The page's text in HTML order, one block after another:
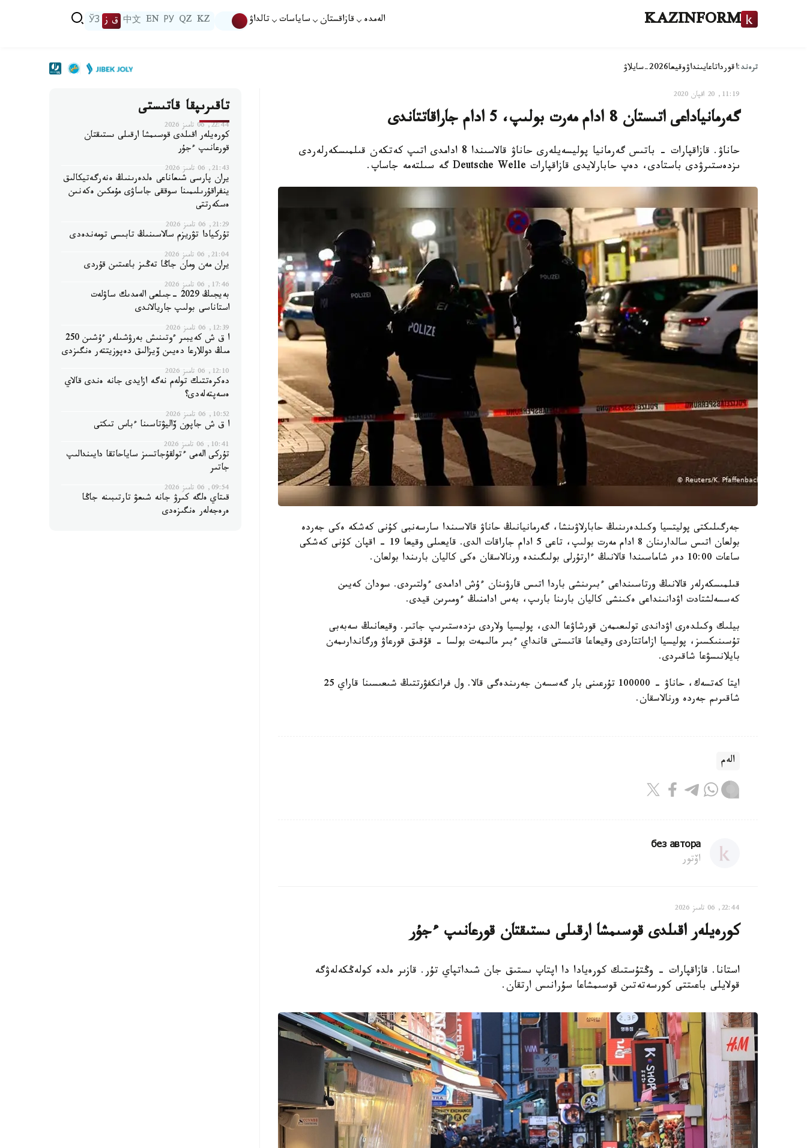
KAZINFORM الەمدە قازاقستان ساياسات تالداۋ KZ
QZ
РУ
EN
中文 ق ز ЎЗ
ترەند:اقورداتاعايىنداۋوقيعا2026-سايلاۋ
11:19, 20 اقپان 2020
گەرمانياداعى اتىستان 8 ادام مەرت بولىپ، 5 ادام جاراقاتتاندى
حاناۋ. قازاقپارات - باتىس گەرمانيا پوليسەيلەرى حاناۋ قالاسىندا 8 ادامدى اتىپ كەتكەن قىلمىسكەرلەردى
ىزدەستىرۋدى باستادى، دەپ حابارلايدى قازاقپارات Deutsche Welle گە سىلتەمە جاساپ.
جەرگىلىكتى پوليتسيا وكىلدەرىنىڭ حابارلاۋىنشا، گەرمانيانىڭ حاناۋ قالاسىندا سارسەنبى كۇنى كەشكە ەكى جەردە
بولعان اتىس سالدارىنان 8 ادام مەرت بولىپ، تاعى 5 ادام جاراقات الدى. قايعىلى وقيعا 19 - اقپان كۇنى كەشكى
ساعات 10:00 دەر شاماسىندا قالانىڭ ءارتۇرلى بولىگىندە ورنالاسقان ەكى كاليان بارىندا بولعان.
قىلمىسكەرلەر قالانىڭ ورتاسىنداعى ءبىرىنشى باردا اتىس قارۋىنان ءۇش ادامدى ءولتىردى. سودان كەيىن
كەسسەلشتادت اۋدانىنداعى ەكىنشى كاليان بارىنا بارىپ، بەس ادامنىڭ ءومىرىن قيدى.
بيلىك وكىلدەرى اۋداندى تولىعىمەن قورشاۋعا الدى، پوليسيا ولاردى ىزدەستىرىپ جاتىر. وقيعانىڭ سەبەبى
تۇسىنىكسىز، پوليسيا ازاماتتاردى وقيعاعا قاتىستى قانداي ءبىر مالىمەت بولسا - قۇقىق قورعاۋ ورگاندارىمەن
بايلانىسۋعا شاقىردى.
ايتا كەتسەك، حاناۋ - 100000 تۇرعىنى بار گەسسەن جەرىندەگى قالا. ول فرانكفۋرتتىڭ شىعىسىنا قاراي 25
شاقىرىم جەردە ورنالاسقان.
الەم
без автора
اۆتور
22:44, 06 تامىز 2026
كورەيلەر اقىلدى قوسىمشا ارقىلى ىستىقتان قورعانىپ ءجۇر
استانا. قازاقپارات - وڭتۇستىك كورەيادا دا اپتاپ ىستىق جان شىداتپاي تۇر. قازىر ەلدە كولەڭكەلەۋگە
قولايلى باعىتتى كورسەتەتىن قوسىمشاعا سۇرانىس ارتقان.
تاقىرىپقا قاتىستى
22:44, 06 تامىز 2026
كورەيلەر اقىلدى قوسىمشا ارقىلى ىستىقتان
قورعانىپ ءجۇر
21:43, 06 تامىز 2026
يران پارسى شىعاناعى ەلدەرىنىڭ ەنەرگەتيكالىق
ينفراقۇرىلىمىنا سوققى جاساۋى مۇمكىن ەكەنىن
ەسكەرتتى
21:29, 06 تامىز 2026
تۇركيادا تۋريزم سالاسىنىڭ تابىسى تومەندەدى
21:04, 06 تامىز 2026
يران مەن ومان جاڭا تەڭىز باعىتىن قۇردى
17:46, 06 تامىز 2026
بەيجىڭ 2029 -جىلعى الەمدىك ساۋلەت
استاناسى بولىپ جاريالاندى
12:39, 06 تامىز 2026
ا ق ش كەيبىر ءوتىنىش بەرۋشىلەر ءۇشىن 250
مىڭ دوللارعا دەيىن ۆيزالىق دەپوزيتتەر ەنگىزدى
12:10, 06 تامىز 2026
دەكرەتتىك تولەم نەگە ازايدى جانە ەندى قالاي
ەسەپتەلەدى؟
10:52, 06 تامىز 2026
ا ق ش جاپون ۆاليۋتاسىنا ءباس تىكتى
10:41, 06 تامىز 2026
تۇركى الەمى ءتولقۇجاتسىز ساياحاتقا دايىندالىپ
جاتىر
09:54, 06 تامىز 2026
قىتاي ەلگە كىرۋ جانە شىعۋ تارتىبىنە جاڭا
ەرەجەلەر ەنگىزەدى